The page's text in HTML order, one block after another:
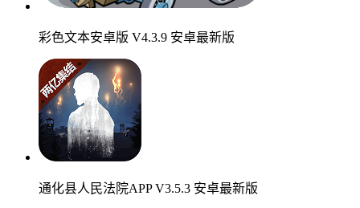
彩色文本安卓版 V4.3.9 安卓最新版
通化县人民法院APP V3.5.3 安卓最新版